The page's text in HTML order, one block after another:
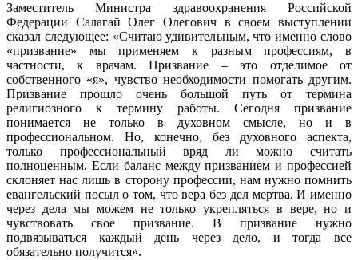
Заместитель Министра здравоохранения Российской
Федерации Салагай Олег Олегович в своем выступлении
сказал следующее: «Считаю удивительным, что именно слово
«призвание» мы применяем к разным профессиям, в
частности, к врачам. Призвание – это отделимое от
собственного «я», чувство необходимости помогать другим.
Призвание прошло очень большой путь от термина
религиозного к термину работы. Сегодня призвание
понимается не только в духовном смысле, но и в
профессиональном. Но, конечно, без духовного аспекта,
только профессиональный вряд ли можно считать
полноценным. Если баланс между призванием и профессией
склоняет нас лишь в сторону профессии, нам нужно помнить
евангельский посыл о том, что вера без дел мертва. И именно
через дела мы можем не только укрепляться в вере, но и
чувствовать свое призвание. В призвание нужно
подвязываться каждый день через дело, и тогда все
обязательно получится».